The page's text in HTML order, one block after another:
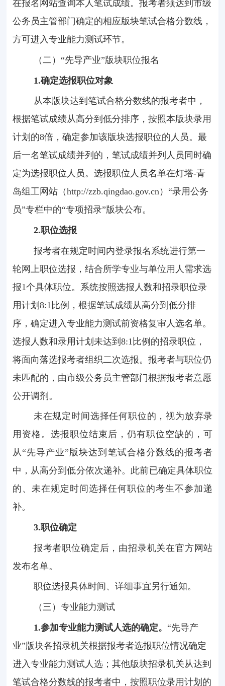
在报名网站查询本人笔试成绩。报考者须达到市级
公务员主管部门确定的相应版块笔试合格分数线，
方可进入专业能力测试环节。
（二）“先导产业”版块职位报名
1.确定选报职位对象
从本版块达到笔试合格分数线的报考者中，
根据笔试成绩从高分到低分排序，按照本版块录用
计划的8倍，确定参加该版块选报职位的人员。最
后一名笔试成绩并列的，笔试成绩并列人员同时确
定为选报职位人员。选报职位人员名单在灯塔-青
岛组工网站（http://zzb.qingdao.gov.cn）“录用公务
员”专栏中的“专项招录”版块公布。
2.职位选报
报考者在规定时间内登录报名系统进行第一
轮网上职位选报，结合所学专业与单位用人需求选
报1个具体职位。系统按照选报人数和招录职位录
用计划 8:1 比例，根据笔试成绩从高分到低分排
序，确定进入专业能力测试前资格复审人选名单。
选报人数和录用计划未达到 8:1 比例的招录职位，
将面向落选报考者组织二次选报。报考者与职位仍
未匹配的，由市级公务员主管部门根据报考者意愿
公开调剂。
未在规定时间选择任何职位的，视为放弃录
用资格。选报职位结束后，仍有职位空缺的，可
从“先导产业”版块达到笔试合格分数线的报考者
中，从高分到低分依次递补。此前已确定具体职位
的、未在规定时间选择任何职位的考生不参加递
补。
3.职位确定
报考者职位确定后，由招录机关在官方网站
发布名单。
职位选报具体时间、详细事宜另行通知。
（三）专业能力测试
1.参加专业能力测试人选的确定。 “先导产
业”版块各招录机关根据报考者选报职位情况确定
进入专业能力测试人选；其他版块招录机关从达到
笔试合格分数线的报考者中，按照职位录用计划的